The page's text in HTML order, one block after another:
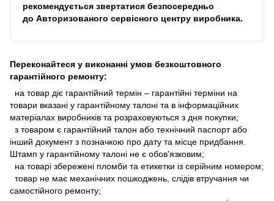
рекомендується звертатися безпосередньо
до Авторизованого сервісного центру виробника.
Переконайтеся у виконанні умов безкоштовного
гарантійного ремонту:
на товар діє гарантійний термін – гарантійні терміни на
товари вказані у гарантійному талоні та в інформаційних
матеріалах виробників та розраховуються з дня покупки;
з товаром є гарантійний талон або технічний паспорт або
інший документ з позначкою про дату та місце придбання.
Штамп у гарантійному талоні не є обов'язковим;
на товарі збережені пломби та етикетки із серійним номером;
товар не має механічних пошкоджень, слідів втручання чи
самостійного ремонту;